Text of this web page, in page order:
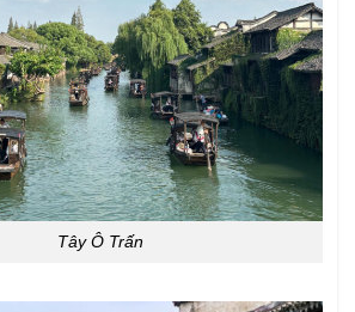
Tây Ô Trấn